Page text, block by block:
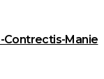
Contrectis-Manie